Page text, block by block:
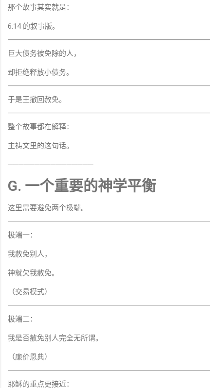
那个故事其实就是：
6:14 的叙事版。
巨大债务被免除的人，
却拒绝释放小债务。
于是王撤回赦免。
整个故事都在解释：
主祷文里的这句话。
────────────────
G. 一个重要的神学平衡
这里需要避免两个极端。
极端一：
我赦免别人，
神就欠我赦免。
（交易模式）
极端二：
我是否赦免别人完全无所谓。
（廉价恩典）
耶稣的重点更接近：